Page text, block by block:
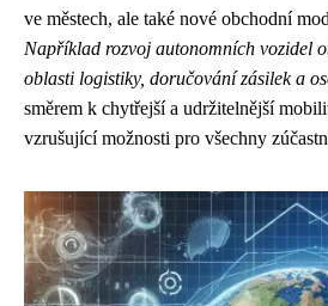
ve městech, ale také nové obchodní
Například rozvoj autonomních vozidel
oblasti logistiky, doručování zásilek a
směrem k chytřejší a udržitelnější
vzrušující možnosti pro všechny